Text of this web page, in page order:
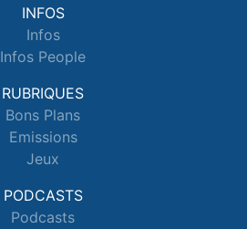
INFOS
Infos
Infos People
RUBRIQUES
Bons Plans
Emissions
Jeux
PODCASTS
Podcasts